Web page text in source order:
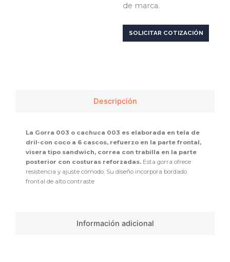
de marca.
SOLICITAR COTIZACIÓN
Descripción
Información adicional
La Gorra 003 o cachuca 003 es elaborada en tela de
dril-con coco a 6 cascos, refuerzo en la parte frontal,
visera tipo sandwich, correa con trabilla en la parte
posterior con costuras reforzadas. Esta gorra ofrece
resistencia y ajuste cómodo. Su diseño incorpora bordado
frontal de alto contraste